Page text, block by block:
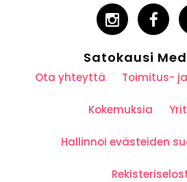
Satokausi
Ota yhteyttä Toimitus-
Kokemuksia
Hallinnoi evästeiden